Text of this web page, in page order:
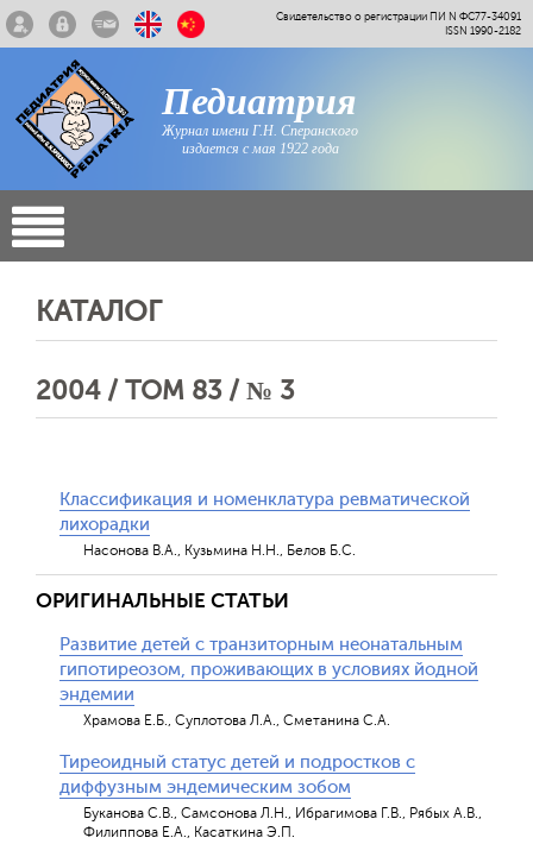
Свидетельство о регистрации ПИ N ФС77-34091
ISSN 1990-2182
Педиатрия
Журнал имени Г.Н. Сперанского
издается с мая 1922 года
КАТАЛОГ
2004 / ТОМ 83 / № 3
Классификация и номенклатура ревматической
лихорадки
Насонова В.А., Кузьмина Н.Н., Белов Б.С.
ОРИГИНАЛЬНЫЕ СТАТЬИ
Развитие детей с транзиторным неонатальным
гипотиреозом, проживающих в условиях йодной
эндемии
Храмова Е.Б., Суплотова Л.А., Сметанина С.А.
Тиреоидный статус детей и подростков с
диффузным эндемическим зобом
Буканова С.В., Самсонова Л.Н., Ибрагимова Г.В., Рябых А.В.,
Филиппова Е.А., Касаткина Э.П.